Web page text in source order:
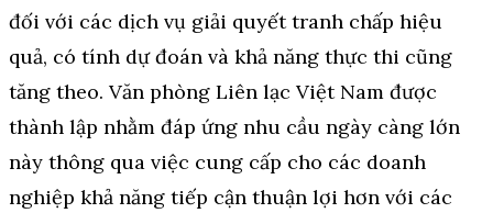
đối với các dịch vụ giải quyết tranh chấp hiệu
quả, có tính dự đoán và khả năng thực thi cũng
tăng theo. Văn phòng Liên lạc Việt Nam được
thành lập nhằm đáp ứng nhu cầu ngày càng lớn
này thông qua việc cung cấp cho các doanh
nghiệp khả năng tiếp cận thuận lợi hơn với các